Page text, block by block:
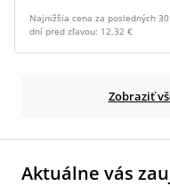
Najnižšia cena za posledných 30
dní pred zľavou: 12,32 €
Zobraziť
Aktuálne vás